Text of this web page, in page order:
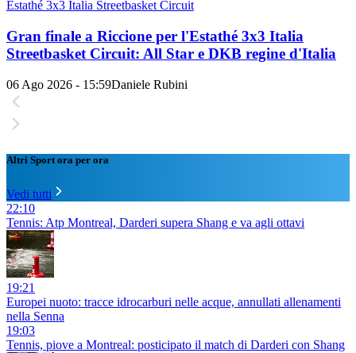
Estathé 3x3 Italia Streetbasket Circuit
Gran finale a Riccione per l'Estathé 3x3 Italia
Streetbasket Circuit: All Star e DKB regine d'Italia
06 Ago 2026 - 15:59Daniele Rubini
Altri Sport ora per ora
Vedi tutti
22:10
Tennis: Atp Montreal, Darderi supera Shang e va agli ottavi
19:21
Europei nuoto: tracce idrocarburi nelle acque, annullati allenamenti
nella Senna
19:03
Tennis, piove a Montreal: posticipato il match di Darderi con Shang